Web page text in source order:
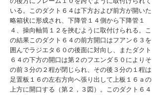
いる。このダクト６４は下方および前方が開いた
略箱状に形成され、下降管１４側から下降管１
４、操向軸筒１２を挾むように取付けられる。こ
の結果このダクト６４の前方開口はフアン６３を
囲んでラジエタ６０の後面に対向し、またダクト
６４の下方の開口は第２のフエンダ５０によりそ
の前３分の２程が閉じられ、その後３分の１程は
足置板１６の左右方向へ張り出して上板１６ａの
上方に開口する（第２，３図）。このダクト６４